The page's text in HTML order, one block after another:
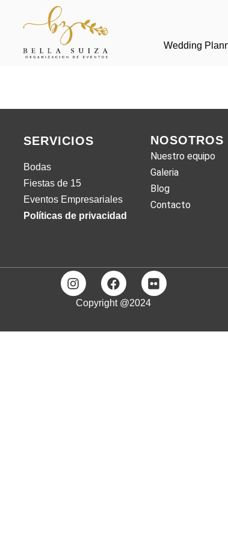
Wedding
SERVICIOS
Bodas
Fiestas de 15
Eventos Empresariales
Políticas de privacidad
NOSOTROS
Nuestro equipo
Galeria
Blog
Contacto
Copyright @2024